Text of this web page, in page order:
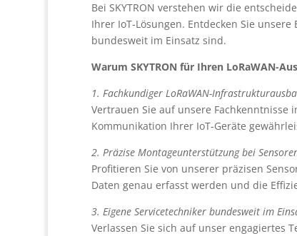
Bei SKYTRON verstehen wir die
Ihrer IoT-Lösungen. Entdecken Sie
bundesweit im Einsatz sind.
Warum SKYTRON für Ihren LoRaWAN-
1. Fachkundiger LoRaWAN-
Vertrauen Sie auf unsere Fachkenntnisse
Kommunikation Ihrer IoT-Geräte
2. Präzise Montageunterstützung bei
Profitieren Sie von unserer präzisen
Daten genau erfasst werden und die
3. Eigene Servicetechniker bundesweit im
Verlassen Sie sich auf unser engagiertes